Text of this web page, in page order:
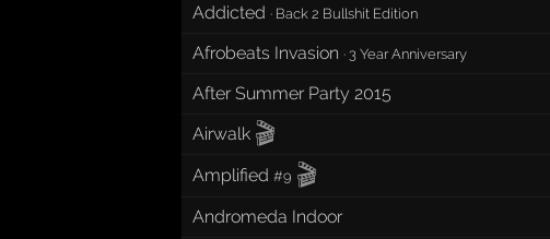
Addicted · Back 2 Bullshit Edition
Afrobeats Invasion · 3 Year Anniversary
After Summer Party 2015
Airwalk 🎬
Amplified #9 🎬
Andromeda Indoor